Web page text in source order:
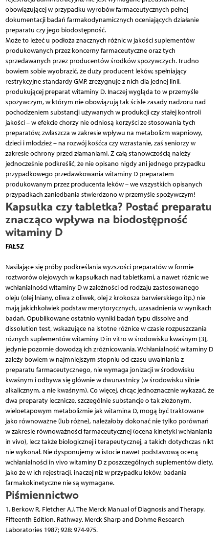
obowiązującej w przypadku wyrobów farmaceutycznych pełnej
dokumentacji badań farmakodynamicznych oceniających działanie
preparatu czy jego biodostępność.
Może to leżeć u podłoża znacznych różnic w jakości suplementów
produkowanych przez koncerny farmaceutyczne oraz tych
sprzedawanych przez producentów środków spożywczych. Trudno
bowiem sobie wyobrazić, że duży producent leków, spełniający
restrykcyjne standardy GMP, zrezygnuje z nich dla jednej linii,
produkującej preparat witaminy D. Inaczej wygląda to w przemyśle
spożywczym, w którym nie obowiązują tak ścisłe zasady nadzoru nad
pochodzeniem substancji używanych w produkcji czy stałej kontroli
jakości – w efekcie chorzy nie odniosą korzyści ze stosowania tych
preparatów, zwłaszcza w zakresie wpływu na metabolizm wapniowy,
dzieci i młodzież – na rozwój kośćca czy wzrastanie, zaś seniorzy w
zakresie ochrony przed złamaniami. Z całą stanowczością należy
jednocześnie podkreślić, że nie opisano nigdy ani jednego przypadku
przypadkowego przedawkowania witaminy D preparatem
produkowanym przez producenta leków – we wszystkich opisanych
przypadkach zaniedbania stwierdzono w przemyśle spożywczym!
Kapsułka czy tabletka? Postać preparatu
znacząco wpływa na biodostępność
witaminy D
FAŁSZ
Nasilające się próby podkreślania wyższości preparatów w formie
roztworów olejowych w kapsułkach nad tabletkami, a nawet różnic we
wchłanialności witaminy D w zależności od rodzaju zastosowanego
oleju (olej lniany, oliwa z oliwek, olej z krokosza barwierskiego itp.) nie
mają jakichkolwiek podstaw merytorycznych, uzasadnienia w wynikach
badań. Opublikowane ostatnio wyniki badań typu dissolve and
dissolution test, wskazujące na istotne różnice w czasie rozpuszczania
różnych suplementów witaminy D in vitro w środowisku kwaśnym [3],
jedynie pozornie dowodzą ich zróżnicowania. Wchłanialność witaminy D
zależy bowiem w najmniejszym stopniu od czasu uwalniania z
preparatu farmaceutycznego, nie wymaga jonizacji w środowisku
kwaśnym i odbywa się głównie w dwunastnicy (w środowisku silnie
alkalicznym, a nie kwaśnym). Co więcej, chcąc jednoznacznie wykazać, że
dwa preparaty lecznicze, szczególnie substancje o tak złożonym,
wieloetapowym metabolizmie jak witamina D, mogą być traktowane
jako równoważne (lub różne), należałoby dokonać nie tylko porównań
w zakresie równoważności farmaceutycznej (ocena kinetyki wchłaniania
in vivo), lecz także biologicznej i terapeutycznej, a takich dotychczas nikt
nie wykonał. Nie dysponujemy w istocie nawet podstawową oceną
wchłanialności in vivo witaminy D z poszczególnych suplementów diety,
jako że w ich rejestracji, inaczej niż w przypadku leków, badania
farmakokinetyczne nie są wymagane.
Piśmiennictwo
1. Berkow R, Fletcher AJ. The Merck Manual of Diagnosis and Therapy.
Fifteenth Edition. Rathway. Merck Sharp and Dohme Research
Laboratories 1987; 928: 974-975.